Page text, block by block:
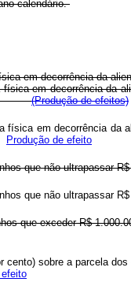
calendário.
em decorrência da
física em
(Produção de efeitos)
física em
Produção de efeito
ganhos que não
ganhos que não
que exceder R$
cento) sobre a
efeito